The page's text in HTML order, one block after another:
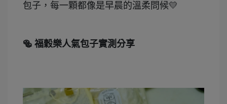
包子，每一顆都像是早晨的溫柔問候💛
🥯 福穀樂人氣包子實測分享